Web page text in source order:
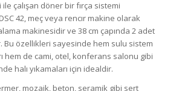
çalışan döner bir fırça sistemi
42, meç veya rencır makine olarak
makinesidir ve 38 cm çapında 2 adet
Bu özellikleri sayesinde hem sulu sistem
hem de cami, otel, konferans salonu gibi
halı yıkamaları için idealdir.
mozaik, beton, seramik gibi sert